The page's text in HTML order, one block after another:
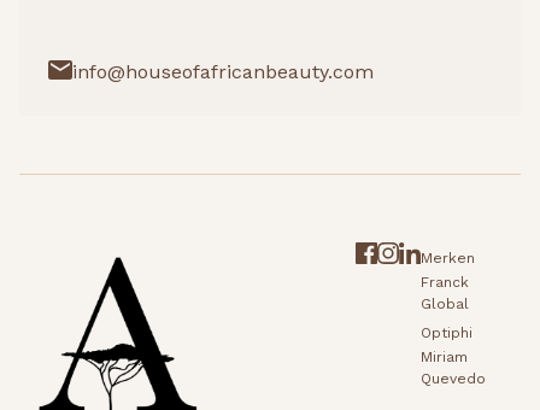
info@houseofafricanbeauty.com
Merken
Franck
Global
Optiphi
Miriam
Quevedo